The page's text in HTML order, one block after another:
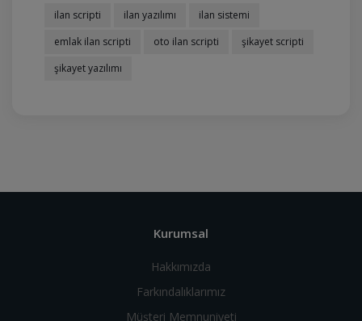
ilan scripti ilan yazılımı
ilan sistemi
emlak ilan scripti
oto ilan scripti
şikayet scripti
şikayet yazılımı
Kurumsal
Hakkımızda
Farkındalıklarımız
Müşteri Memnuniyeti